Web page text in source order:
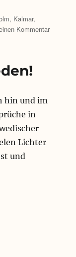
, Kalmar,
Kommentarzu
hin und im
in
Lichter
und